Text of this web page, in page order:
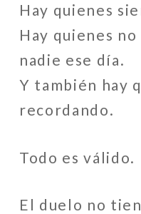
Hay quienes
Hay quienes
nadie ese día.
Y también hay
recordando.
Todo es válido.
El duelo no